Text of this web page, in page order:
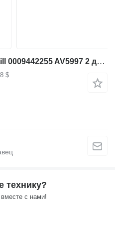
Гидрораспределитель Still 0009442255 AV5997 2 для вилочного погрузчика
$
технику?
с нами!